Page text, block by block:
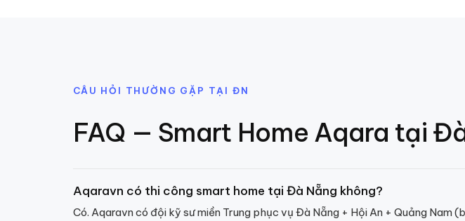
CÂU HỎI THƯỜNG GẶP TẠI ĐN
FAQ — Smart Home Aqara tại
Aqaravn có thi công smart home tại Đà Nẵng không?
Có. Aqaravn có đội kỹ sư miền Trung phục vụ Đà Nẵng + Hội An + Quảng